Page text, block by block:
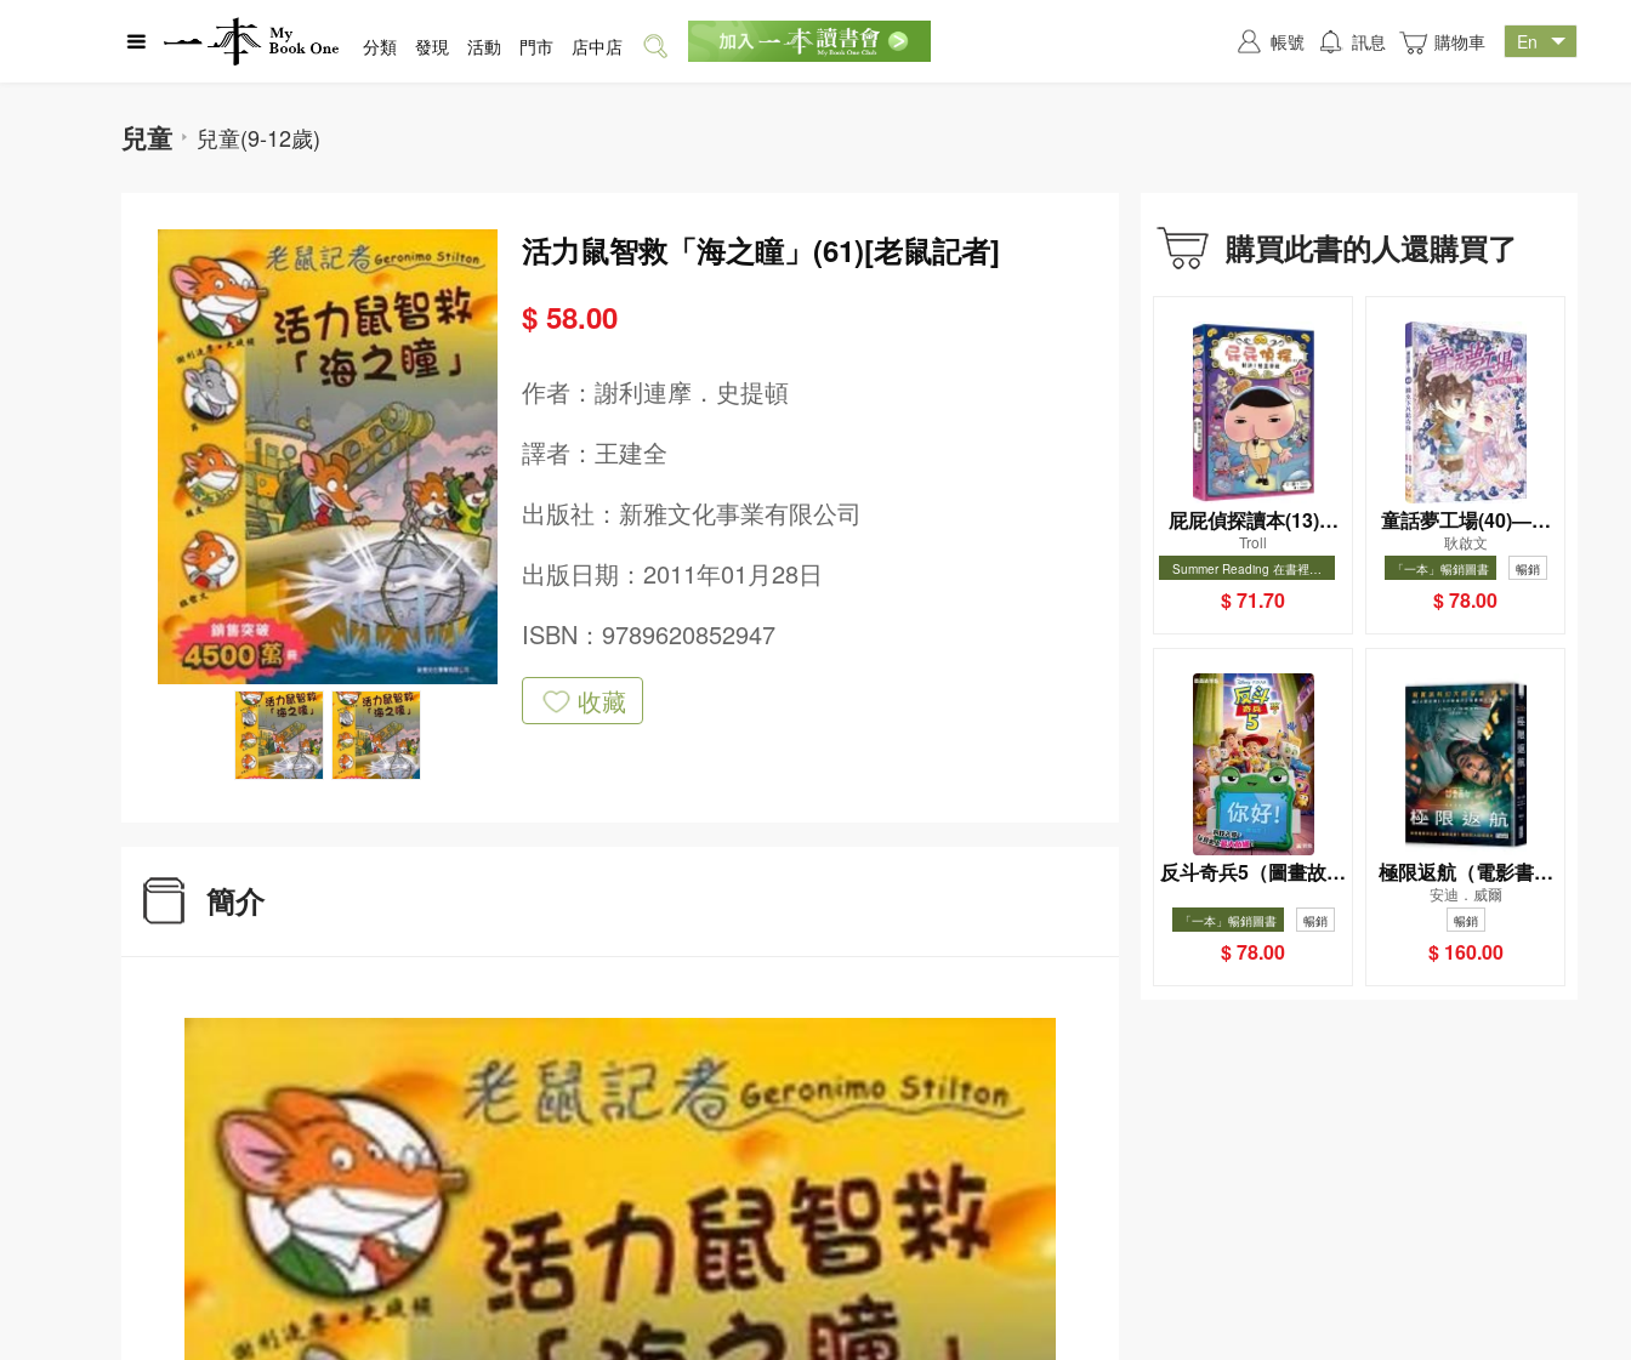
兒童 兒童(9-12歲)
活力鼠智救「海之瞳」(61)[老鼠記者]
$ 58.00
作者： 謝利連摩．史提頓
譯者： 王建全
出版社： 新雅文化事業有限公司
出版日期：2011年01月28日
ISBN：9789620852947
收藏
簡介
購買此書的人還購買了
屁屁偵探讀本(13)－
－對決！怪盜學院
（星星篇）
Troll
Summer Reading 在書裡度
選圖書67折
暢銷
$ 71.70
童話夢工場(40)——
織女下凡結奇緣
耿啟文
「一本」暢銷圖書 暢銷
$ 78.00
反斗奇兵5（圖畫故事
版）
「一本」暢銷圖書 暢銷
$ 78.00
極限返航（電影書衣
典藏版）（獨家收錄
作者訪談）
安迪．威爾
暢銷
$ 160.00
分類 發現 活動 門市 店中店 帳號 訊息 購物車